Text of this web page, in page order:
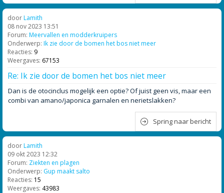
doorLamith
08 nov 2023 13:51
Forum: Meervallen en modderkruipers
Onderwerp: Ik zie door de bomen het bos niet meer
Reacties: 9
Weergaves: 67153
Re: Ik zie door de bomen het bos niet meer
Dan is de otocinclus mogelijk een optie? Of juist geen vis, maar een
combi van amano/japonica garnalen en nerietslakken?
Spring naar bericht
doorLamith
09 okt 2023 12:32
Forum: Ziekten en plagen
Onderwerp: Gup maakt salto
Reacties: 15
Weergaves: 43983